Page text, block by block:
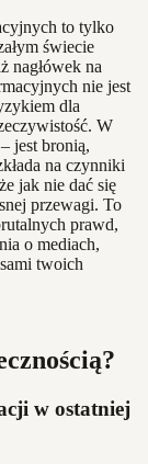
to tylko
świecie
nagłówek na
nie jest
dla
W
jest bronią,
na czynniki
jak nie dać się
przewagi. To
prawd,
o mediach,
twoich
w ostatniej